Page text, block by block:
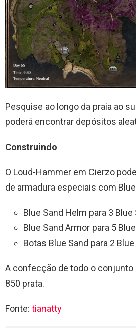
Pesquise ao longo da praia ao
poderá encontrar depósitos
Construindo
O Loud-Hammer em Cierzo
de armadura especiais com
Blue Sand Helm para 3
Blue Sand Armor para 5
Botas Blue Sand para 2
A confecção de todo o conjunto
850 prata.
Fonte: tianatty